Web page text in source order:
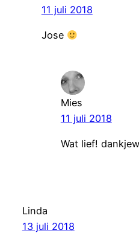
11 juli 2018
Jose
Mies
11 juli 2018
Wat lief!
Linda
13 juli 2018